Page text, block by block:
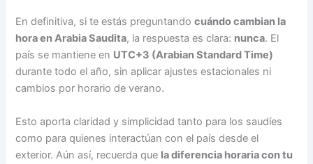
En definitiva, si te estás preguntandocuándo cambian la
hora en Arabia Saudita, la respuesta es clara: nunca. El
país se mantiene en UTC+3 (Arabian Standard Time)
durante todo el año, sin aplicar ajustes estacionales ni
cambios por horario de verano.
Esto aporta claridad y simplicidad tanto para los saudíes
como para quienes interactúan con el país desde el
exterior. Aún así, recuerda que la diferencia horaria con tu